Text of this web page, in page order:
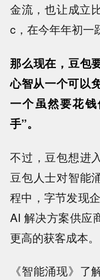
金流，也让成立
c，在今年年初一
那么现在，豆包
心智从一个可以
一个虽然要花
手”。
不过，豆包想进
豆包人士对智能
程中，字节发现
AI 解决方案供应
更高的获客成本。
《智能涌现》